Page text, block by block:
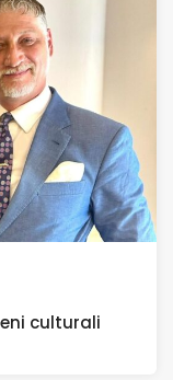
culturali